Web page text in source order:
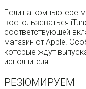
Если на компьютере
воспользоваться
соответствующей
магазин от Apple.
которые ждут
исполнителя.
РЕЗЮМИРУЕМ